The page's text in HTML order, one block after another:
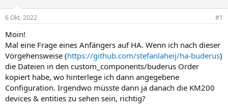
l
e
l
6 Okt. 2022 #1
Moin!
Mal eine Frage eines Anfängers auf HA. Wenn ich nach dieser
Vorgehensweise (https://github.com/stefanlaheij/ha-buderus)
die Dateien in den custom_components/buderus Order
kopiert habe, wo hinterlege ich dann angegebene
Configuration. Irgendwo müsste dann ja danach die KM200
devices & entities zu sehen sein, richtig?